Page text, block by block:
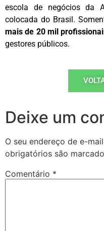
escola de negócios da
colocada do Brasil.
mais de 20 mil
gestores públicos.
Deixe um
O seu endereço de e-
obrigatórios são
Comentário *